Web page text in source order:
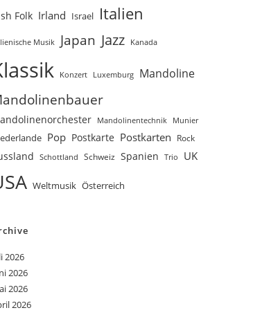
Folk Irland Israel Italien
Musik Japan Jazz Kanada
Konzert Luxemburg Mandoline
Mandolinentechnik Munier
Pop Postkarte Postkarten Rock
Schottland Schweiz Spanien Trio UK
Weltmusik Österreich
2026
2026
2026
2026